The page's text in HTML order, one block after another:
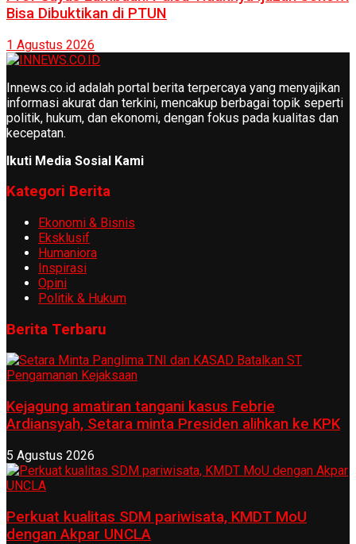
Bisa Dibuktikan di PTUN
1 Agustus 2026
Innews.co.id adalah portal berita terpercaya yang menyajikan
informasi akurat dan terkini, mencakup berbagai topik seperti
politik, hukum, dan ekonomi, dengan fokus pada kualitas dan
kecepatan.
Ikuti Media Sosial Kami
Kategori Berita
Ekonomi & Bisnis
Eksklusif
Humaniora
Inspirasi
Opini
Politik & Hukum
Berita Terbaru
Kejagung amatiran tangani kasus Febrie
Ardiansyah, Setara minta Presiden alihkan ke KPK
5 Agustus 2026
Perkuat kualitas SDM pariwisata, KMDT MoU
dengan Akpar UNCLA